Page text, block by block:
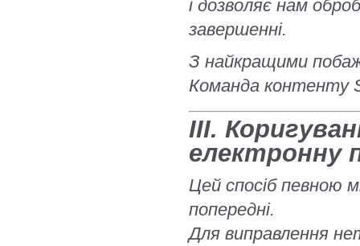
і дозволяє нам
завершенні.
З найкращими
Команда контенту
III.
електронну
Цей спосіб певною
попередні.
Для виправлення